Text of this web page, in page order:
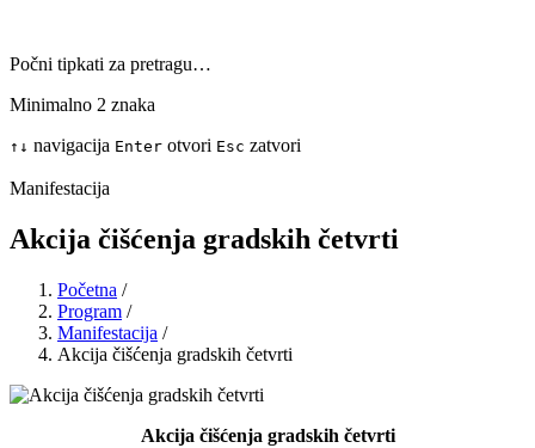
Počni tipkati za pretragu…
Minimalno 2 znaka
↑ ↓ navigacija Enter otvori Esc zatvori
Manifestacija
Akcija čišćenja gradskih četvrti
Početna /
Program /
Manifestacija /
Akcija čišćenja gradskih četvrti
Akcija čišćenja gradskih četvrti